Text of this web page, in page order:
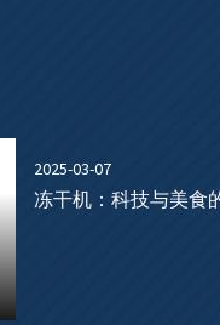
2025-03-07
冻干机：科技与美食